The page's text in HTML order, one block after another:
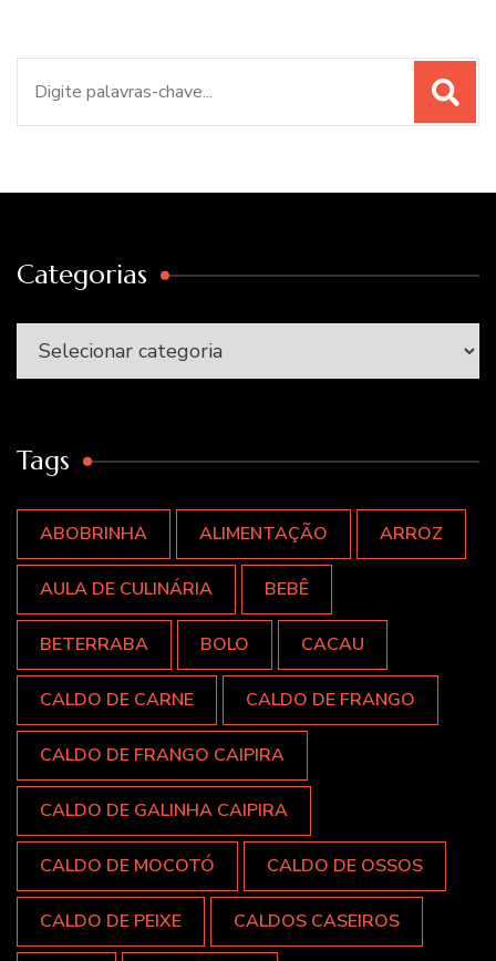
Categorias
Categorias
Tags
ABOBRINHA ALIMENTAÇÃO ARROZ
AULA DE CULINÁRIA BEBÊ
BETERRABA BOLO CACAU
CALDO DE CARNE CALDO DE FRANGO
CALDO DE FRANGO CAIPIRA
CALDO DE GALINHA CAIPIRA
CALDO DE MOCOTÓ CALDO DE OSSOS
CALDO DE PEIXE CALDOS CASEIROS